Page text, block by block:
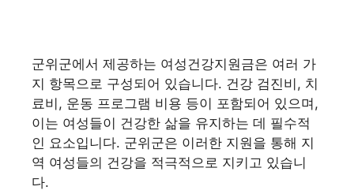
군위군에서 제공하는 여성건강지원금은 여러 가
지 항목으로 구성되어 있습니다. 건강 검진비, 치
료비, 운동 프로그램 비용 등이 포함되어 있으며,
이는 여성들이 건강한 삶을 유지하는 데 필수적
인 요소입니다. 군위군은 이러한 지원을 통해 지
역 여성들의 건강을 적극적으로 지키고 있습니
다.